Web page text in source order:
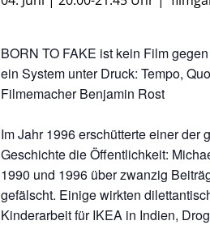
BORN TO FAKE ist kein Film
ein System unter Druck: Tempo,
Filmemacher Benjamin Rost
Im Jahr 1996 erschütterte einer
Geschichte die Öffentlichkeit:
1990 und 1996 über zwanzig
gefälscht. Einige wirkten
Kinderarbeit für IKEA in Indien,